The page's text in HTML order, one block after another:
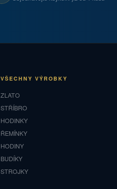
VŠECHNY VÝROBKY
ZLATO
STŘÍBRO
HODINKY
ŘEMÍNKY
HODINY
BUDÍKY
STROJKY